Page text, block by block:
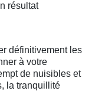
résultat
définitivement les
à votre
de nuisibles et
la tranquillité